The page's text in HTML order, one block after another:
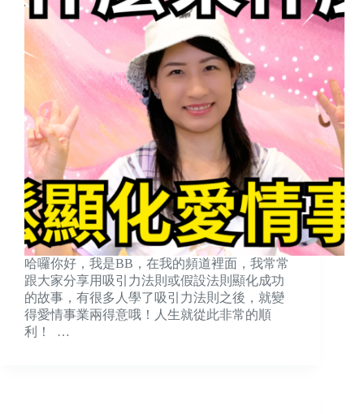
哈囉你好，我是BB，在我的頻道裡面，我常常
跟大家分享用吸引力法則或假設法則顯化成功
的故事，有很多人學了吸引力法則之後，就變
得愛情事業兩得意哦！人生就從此非常的順
利！ …